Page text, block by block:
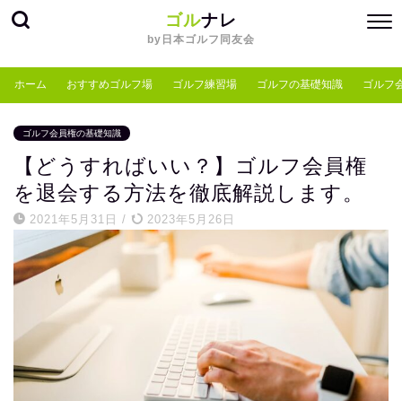
ゴルナレ
by日本ゴルフ同友会
ホーム おすすめゴルフ場 ゴルフ練習場 ゴルフの基礎知識 ゴルフ
ゴルフ会員権の基礎知識
【どうすればいい？】ゴルフ会員権
を退会する方法を徹底解説します。
2021年5月31日 / 2023年5月26日